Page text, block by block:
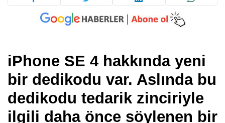
iPhone SE 4 hakkında yeni
bir dedikodu var. Aslında bu
dedikodu tedarik zinciriyle
ilgili daha önce söylenen bir